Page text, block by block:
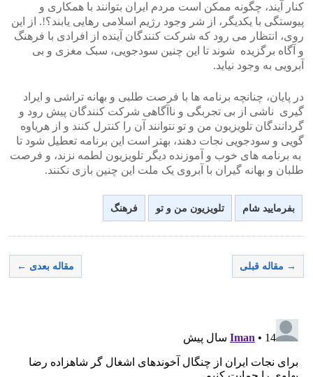
کنار آیند، چگونه ممکن است مردم ایران بتوانند با همکاری و
پیوستگی با یکدیگر، از شر وجود رژیم اسلامی رهایی یابند؟!. از این
روی، انتظار می رود که شرکت کنندگان آینده از افرادی با فرهنگ
و آگاه برگزیده شوند تا این چنین سودجویی، سبک مغزی و بی
آبرویی به وجود نیاید.
در پایان، چنانچه برنامه ها با فرصت طلبی و بهانه تراشی و ایراد
گیری ناشی از بی تجربگی و ناآگاهی شرکت کنندگان پیش رود و
گردانندگان تلویزیون من و تو نتوانند آن را کنترل کنند و از هریاوه
گویی و سودجویی نجات دهند، بهتر است این برنامه تعطیل شود تا
به برنامه های خوب و آموزنده دیگر تلویزیون لطمه نزند، و فرصت
طلبان و بهانه گیران با آبروی یک ملت این چنین بازی نکنند.
بفرمایید شام تلویزیون من و تو فرهنگ
→ مقاله قبلی مقاله بعدی ←